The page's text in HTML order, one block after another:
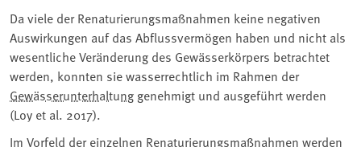
Da viele der Renaturierungsmaßnahmen keine negativen
Auswirkungen auf das Abflussvermögen haben und nicht als
wesentliche Veränderung des Gewässerkörpers betrachtet
werden, konnten sie wasserrechtlich im Rahmen der
Gewässerunterhaltung genehmigt und ausgeführt werden
(Loy et al. 2017).
Im Vorfeld der einzelnen Renaturierungsmaßnahmen werden